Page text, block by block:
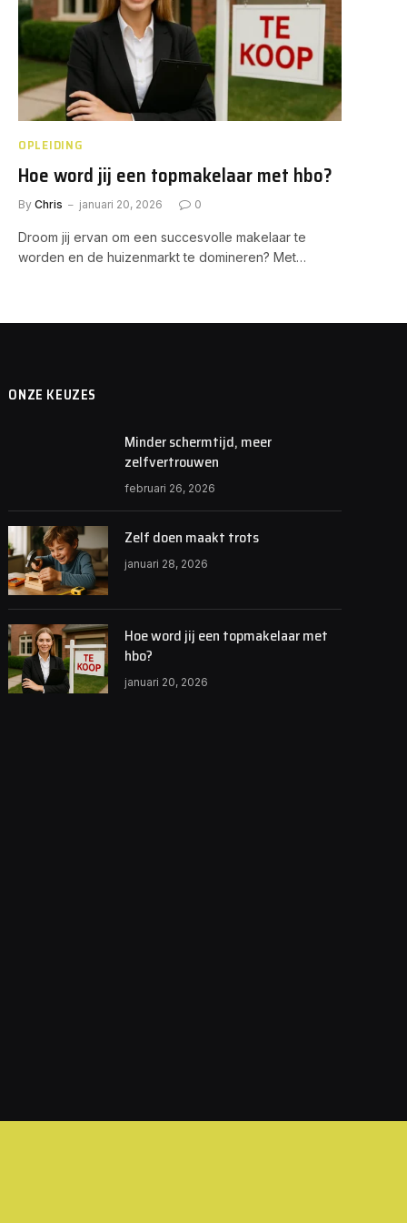
OPLEIDING
Hoe word jij een topmakelaar met hbo?
By Chris januari 20, 2026 0
Droom jij ervan om een succesvolle makelaar te
worden en de huizenmarkt te domineren? Met…
ONZE KEUZES
Minder schermtijd, meer
zelfvertrouwen
februari 26, 2026
Zelf doen maakt trots
januari 28, 2026
Hoe word jij een topmakelaar met
hbo?
januari 20, 2026